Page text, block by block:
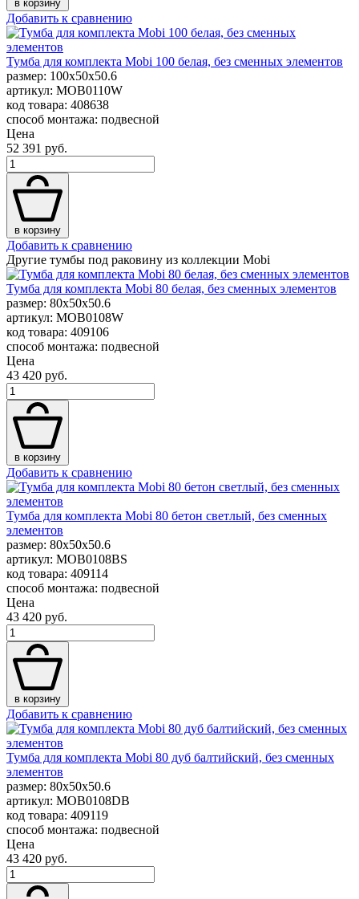
в корзину
Добавить к сравнению
Тумба для комплекта Mobi 100 белая, без сменных элементов
размер: 100x50x50.6
артикул: MOB0110W
код товара: 408638
способ монтажа: подвесной
Цена
52 391 руб.
в корзину
Добавить к сравнению
Другие тумбы под раковину из коллекции Mobi
Тумба для комплекта Mobi 80 белая, без сменных элементов
размер: 80x50x50.6
артикул: MOB0108W
код товара: 409106
способ монтажа: подвесной
Цена
43 420 руб.
в корзину
Добавить к сравнению
Тумба для комплекта Mobi 80 бетон светлый, без сменных
элементов
размер: 80x50x50.6
артикул: MOB0108BS
код товара: 409114
способ монтажа: подвесной
Цена
43 420 руб.
в корзину
Добавить к сравнению
Тумба для комплекта Mobi 80 дуб балтийский, без сменных
элементов
размер: 80x50x50.6
артикул: MOB0108DB
код товара: 409119
способ монтажа: подвесной
Цена
43 420 руб.